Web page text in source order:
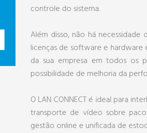
controle do sistema.
Além disso, não há
licenças de software e
da sua empresa em todos os
possibilidade de melhoria da
O LAN CONNECT é ideal para
transporte de vídeo sobre
gestão online e unificada de